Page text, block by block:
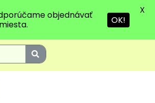
objednávať
OK!
X